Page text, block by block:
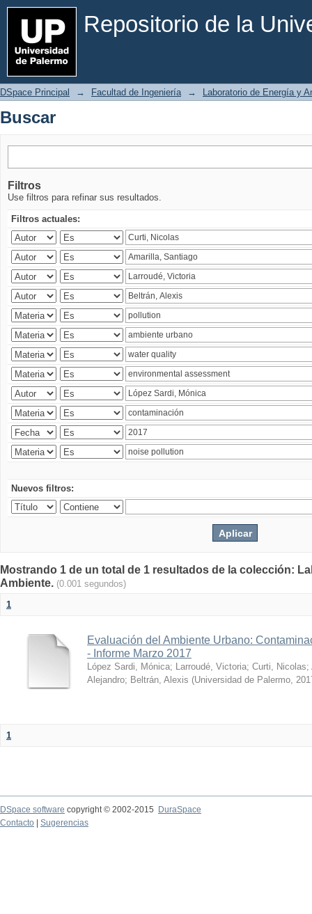
Repositorio de la
Buscar
DSpace Principal → Facultad de Ingeniería → Laboratorio de Energía y
Buscar
Filtros
Use filtros para refinar sus resultados.
Filtros actuales:
Nuevos filtros:
Mostrando 1 de un total de 1 resultados de la colección:
Ambiente. (0.001 segundos)
1
Evaluación del Ambiente Urbano:
- Informe Marzo 2017
López Sardi, Mónica; Larroudé, Victoria; Curti, Nicolas;
Alejandro; Beltrán, Alexis (Universidad de Palermo,
1
DSpace software copyright © 2002-2015
DuraSpace
Contacto
Sugerencias